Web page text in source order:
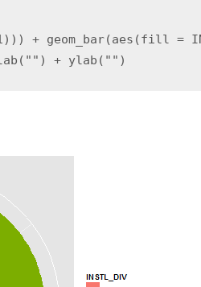
+ geom_bar(aes(fill =